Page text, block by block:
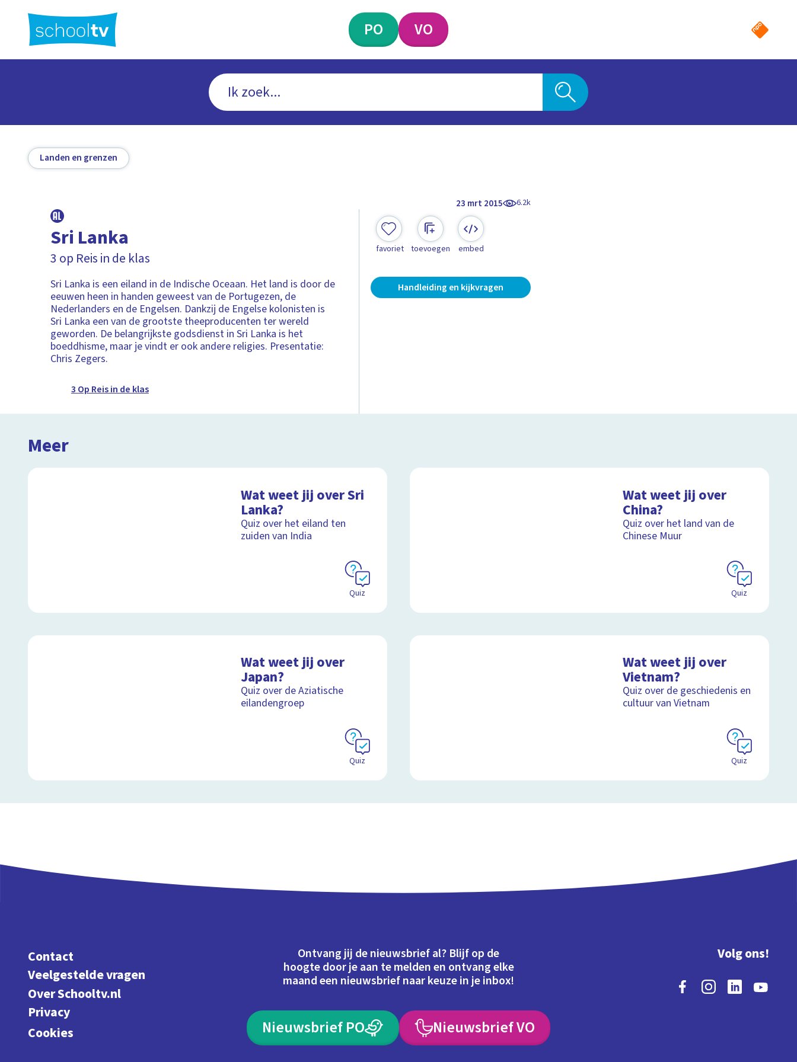
hoofdinhoud
PO VO
Landen en grenzen
23 mrt 2015 6.2k
Sri Lanka
3 op Reis in de klas
Sri Lanka is een eiland in de Indische Oceaan. Het land is door de
eeuwen heen in handen geweest van de Portugezen, de
Nederlanders en de Engelsen. Dankzij de Engelse kolonisten is
Sri Lanka een van de grootste theeproducenten ter wereld
geworden. De belangrijkste godsdienst in Sri Lanka is het
boeddhisme, maar je vindt er ook andere religies. Presentatie:
Chris Zegers.
3 Op Reis in de klas
favoriet toevoegen embed
Handleiding en kijkvragen
Meer
Wat weet jij over Sri
Lanka?
Quiz over het eiland ten
zuiden van India
Quiz
Wat weet jij over
China?
Quiz over het land van de
Chinese Muur
Quiz
Wat weet jij over
Japan?
Quiz over de Aziatische
eilandengroep
Quiz
Wat weet jij over
Vietnam?
Quiz over de geschiedenis en
cultuur van Vietnam
Quiz
Contact
Veelgestelde vragen
Over Schooltv.nl
Privacy
Cookies
Ontvang jij de nieuwsbrief al? Blijf op de
hoogte door je aan te melden en ontvang elke
maand een nieuwsbrief naar keuze in je inbox!
Nieuwsbrief PO Nieuwsbrief VO
Volg ons!